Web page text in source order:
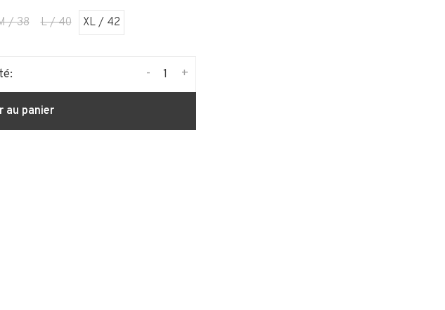
/ 38 L / 40 XL / 42
+
-
au panier